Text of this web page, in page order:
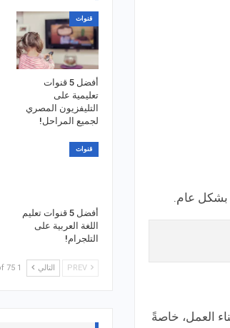
بشكل عام.
العمل، خاصةً
قنوات
أفضل 5 قنوات
تعليمية على
التليفزيون المصري
لجميع المراحل!
قنوات
أفضل 5 قنوات تعليم
اللغة العربية على
التلجرام!
التالي 1 of 75